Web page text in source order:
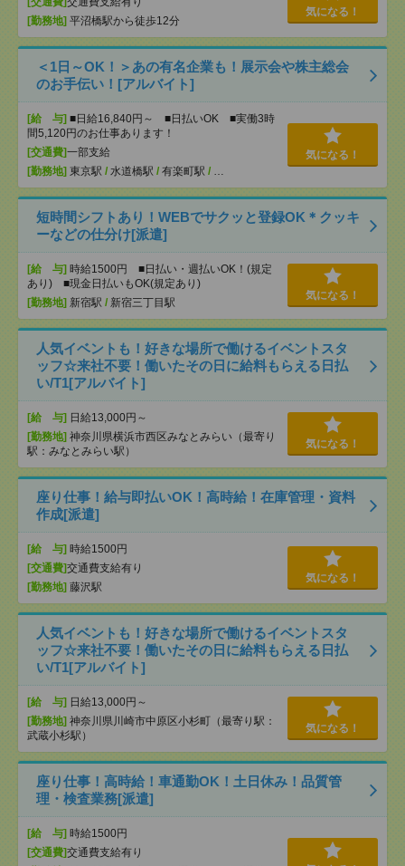
[勤務地] 平沼橋駅から徒歩12分
気になる！
＜1日～OK！＞あの有名企業も！展示会や株主総会
のお手伝い！[アルバイト]
[給 与] ■日給16,840円～ ■日払いOK ■実働3時
間5,120円のお仕事あります！
[交通費]一部支給
[勤務地] 東京駅 / 水道橋駅 / 有楽町駅 / …
気になる！
短時間シフトあり！WEBでサクッと登録OK＊クッキ
ーなどの仕分け[派遣]
[給 与] 時給1500円 ■日払い・週払いOK！(規定
あり) ■現金日払いもOK(規定あり)
[勤務地] 新宿駅 / 新宿三丁目駅
気になる！
人気イベントも！好きな場所で働けるイベントスタ
ッフ☆来社不要！働いたその日に給料もらえる日払
い/T1[アルバイト]
[給 与] 日給13,000円～
[勤務地] 神奈川県横浜市西区みなとみらい（最寄り
駅：みなとみらい駅）
気になる！
座り仕事！給与即払いOK！高時給！在庫管理・資料
作成[派遣]
[給 与] 時給1500円
[交通費]交通費支給有り
[勤務地] 藤沢駅
気になる！
人気イベントも！好きな場所で働けるイベントスタ
ッフ☆来社不要！働いたその日に給料もらえる日払
い/T1[アルバイト]
[給 与] 日給13,000円～
[勤務地] 神奈川県川崎市中原区小杉町（最寄り駅：
武蔵小杉駅）
気になる！
座り仕事！高時給！車通勤OK！土日休み！品質管
理・検査業務[派遣]
[給 与] 時給1500円
[交通費]交通費支給有り